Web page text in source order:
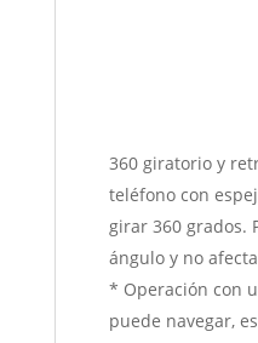
360 giratorio y
teléfono con
girar 360 grados.
ángulo y no
* Operación con
puede navegar,